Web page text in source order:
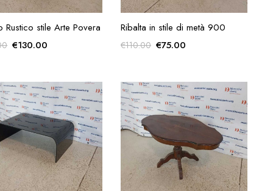
RICHIESTA
Rustico stile Arte Povera
Il
era:
€180.00.
€130.00
è:
€130.00.
RICHIESTA
Ribalta in stile di metà 900
€110.00 Il
era:
€110.00.
€75.00Il
è:
€75.00.